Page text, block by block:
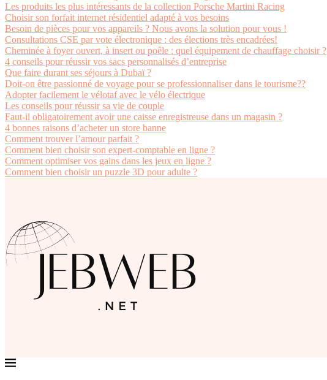
Les produits les plus intéressants de la collection Porsche Martini Racing
Choisir son forfait internet résidentiel adapté à vos besoins
Besoin de pièces pour vos appareils ? Nous avons la solution pour vous !
Consultations CSE par vote électronique : des élections très encadrées!
Cheminée à foyer ouvert, à insert ou poêle : quel équipement de chauffage choisir ?
4 conseils pour réussir vos sacs personnalisés d’entreprise
Que faire durant ses séjours à Dubaï ?
Doit-on être passionné de voyage pour se professionnaliser dans le tourisme??
Adopter facilement le vélotaf avec le vélo électrique
Les conseils pour réussir sa vie de couple
Faut-il obligatoirement avoir une caisse enregistreuse dans un magasin ?
4 bonnes raisons d’acheter un store banne
Comment trouver l’amour parfait ?
Comment bien choisir son expert-comptable en ligne ?
Comment optimiser vos gains dans les jeux en ligne ?
Comment bien choisir un puzzle 3D pour adulte ?